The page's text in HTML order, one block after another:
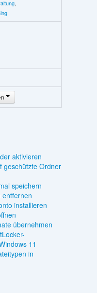
,
aktivieren
geschützte Ordner
speichern
entfernen
installieren
übernehmen
11
in